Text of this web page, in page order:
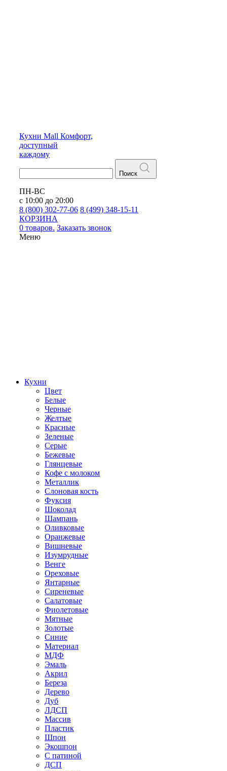
Кухни Mall Комфорт,
доступный
каждому
Поиск
ПН-ВС
с 10:00 до 20:00
8 (800) 302-77-06 8 (499) 348-15-11
КОРЗИНА
0 товаров. Заказать звонок
Меню
Кухни
Цвет
Белые
Черные
Желтые
Красные
Зеленые
Серые
Бежевые
Глянцевые
Кофе с молоком
Металлик
Слоновая кость
Фуксия
Шоколад
Шампань
Оливковые
Оранжевые
Вишневые
Изумрудные
Венге
Ореховые
Янтарные
Сиреневые
Салатовые
Фиолетовые
Мятные
Золотые
Синие
Материал
МДФ
Эмаль
Акрил
Береза
Дерево
Дуб
ЛДСП
Массив
Пластик
Шпон
Экошпон
С патиной
ДСП